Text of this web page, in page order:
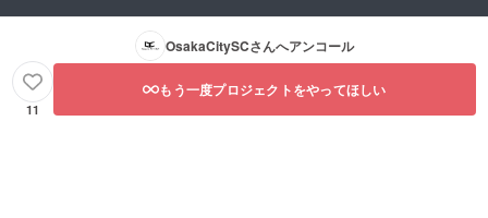
OsakaCitySCさんへアンコール
11
もう一度プロジェクトをやってほしい